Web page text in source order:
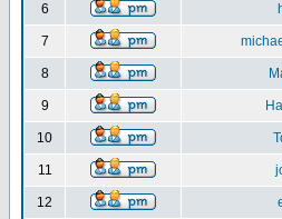
6
7
8
9
10
11
12